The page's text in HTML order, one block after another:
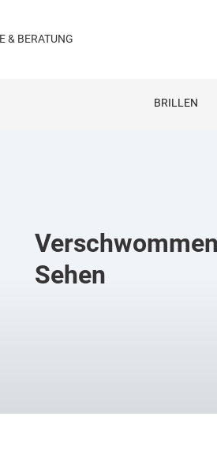
& BERATUNG
BRILLEN
Verschwommen
Sehen